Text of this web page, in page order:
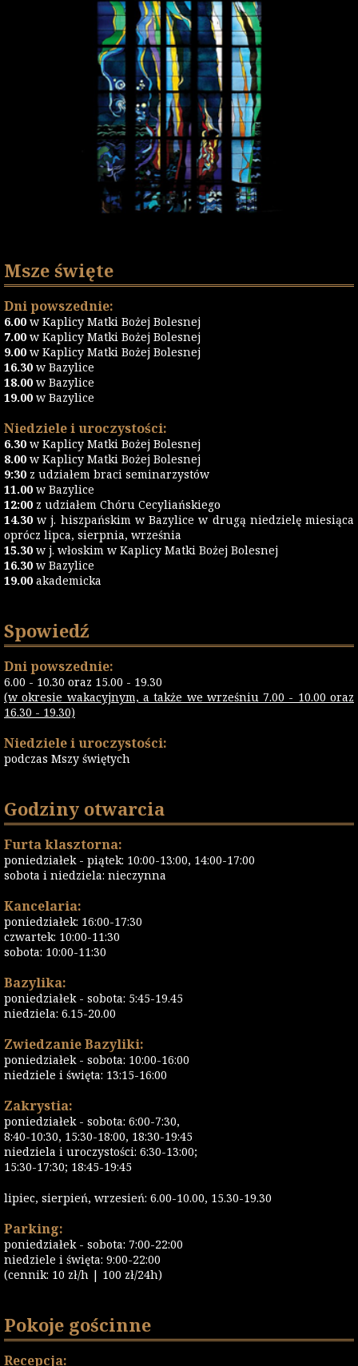
Msze święte
Dni powszednie:
6.00 w Kaplicy Matki Bożej Bolesnej
7.00 w Kaplicy Matki Bożej Bolesnej
9.00 w Kaplicy Matki Bożej Bolesnej
16.30 w Bazylice
18.00 w Bazylice
19.00 w Bazylice
Niedziele i uroczystości:
6.30 w Kaplicy Matki Bożej Bolesnej
8.00 w Kaplicy Matki Bożej Bolesnej
9:30 z udziałem braci seminarzystów
11.00 w Bazylice
12:00 z udziałem Chóru Cecyliańskiego
14.30 w j. hiszpańskim w Bazylice w drugą niedzielę miesiąca
oprócz lipca, sierpnia, września
15.30 w j. włoskim w Kaplicy Matki Bożej Bolesnej
16.30 w Bazylice
19.00 akademicka
Spowiedź
Dni powszednie:
6.00 - 10.30 oraz 15.00 - 19.30
(w okresie wakacyjnym, a także we wrześniu 7.00 - 10.00 oraz
16.30 - 19.30)
Niedziele i uroczystości:
podczas Mszy świętych
Godziny otwarcia
Furta klasztorna:
poniedziałek - piątek: 10:00-13:00, 14:00-17:00
sobota i niedziela: nieczynna
Kancelaria:
poniedziałek: 16:00-17:30
czwartek: 10:00-11:30
sobota: 10:00-11:30
Bazylika:
poniedziałek - sobota: 5:45-19.45
niedziela: 6.15-20.00
Zwiedzanie Bazyliki:
poniedziałek - sobota: 10:00-16:00
niedziele i święta: 13:15-16:00
Zakrystia:
poniedziałek - sobota: 6:00-7:30,
8:40-10:30, 15:30-18:00, 18:30-19:45
niedziela i uroczystości: 6:30-13:00;
15:30-17:30; 18:45-19:45
lipiec, sierpień, wrzesień: 6.00-10.00, 15.30-19.30
Parking:
poniedziałek - sobota: 7:00-22:00
niedziele i święta: 9:00-22:00
(cennik: 10 zł/h | 100 zł/24h)
Pokoje gościnne
Recepcja: